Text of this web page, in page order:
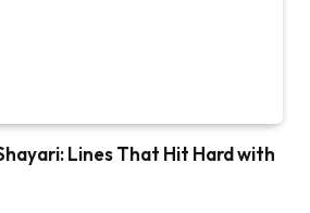
Lines That Hit Hard with